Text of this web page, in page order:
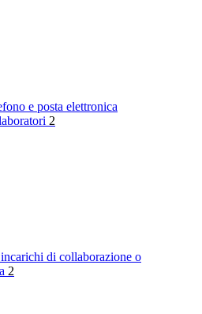
e posta elettronica
2
di collaborazione o
2